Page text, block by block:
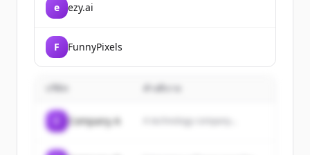
e ezy.ai
F FunnyPixels
คำอธิบาย
Company A A technology company...